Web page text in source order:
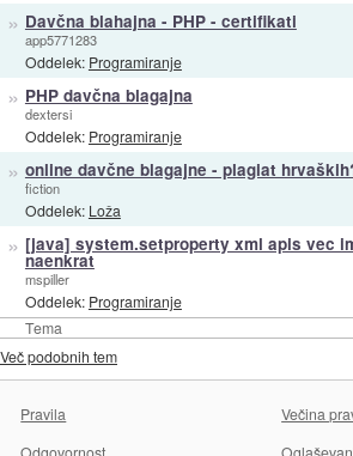
Tema
» Davčna blahajna - PHP - certifikati
app5771283
Oddelek: Programiranje
» PHP davčna blagajna
dextersi
Oddelek: Programiranje
» online davčne blagajne - plagiat
fiction
Oddelek: Loža
» [java] system.setproperty xml apis vec
naenkrat
mspiller
Oddelek: Programiranje
Več podobnih tem
Pravila
Večina
Odgovornost